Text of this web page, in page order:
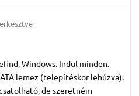
Windows. Indul minden.
lemez (telepítéskor lehúzva).
de szeretném